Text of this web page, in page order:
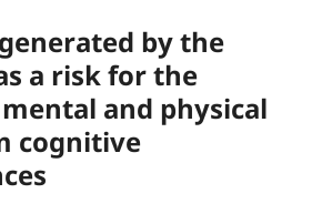
by the
a risk for the
and physical
cognitive